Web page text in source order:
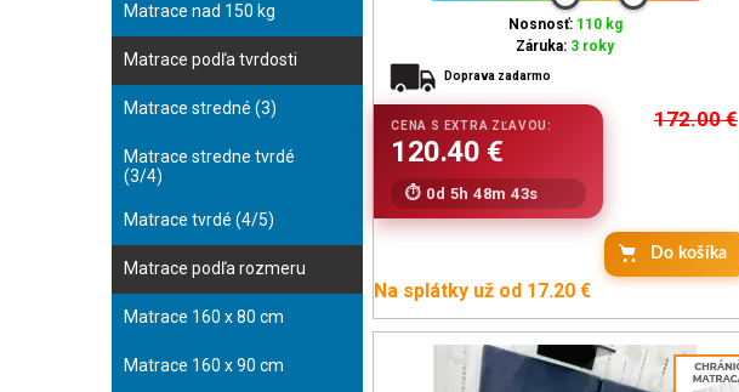
Matrace nad 150 kg
Matrace podľa tvrdosti
Matrace stredné (3)
Matrace stredne tvrdé
(3/4)
Matrace tvrdé (4/5)
Matrace podľa rozmeru
Matrace 160 x 80 cm
Matrace 160 x 90 cm
Nosnosť: 110 kg
Záruka: 3 roky
Doprava zadarmo
172.00€
0d 5h 48m 42s
Do košíka
Na splátky už od 17.20 €